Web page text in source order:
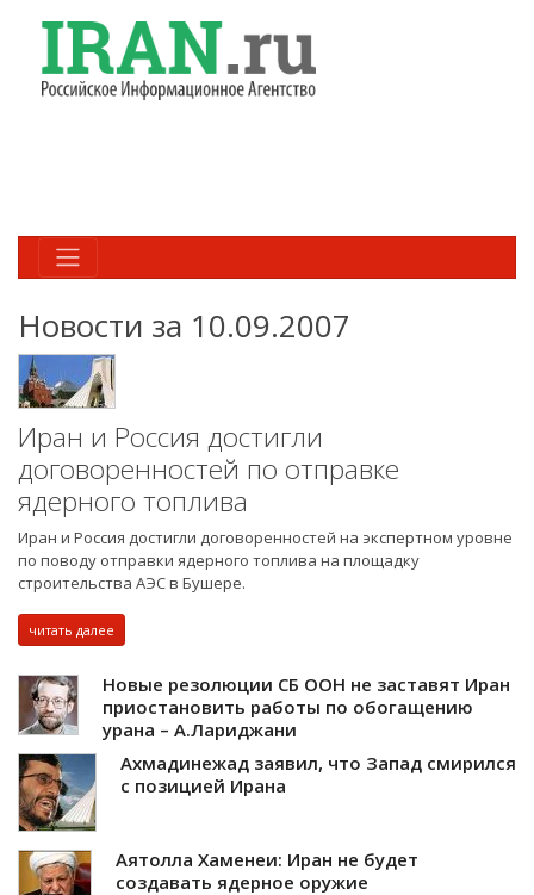
Новости за 10.09.2007
Иран и Россия достигли
договоренностей по отправке
ядерного топлива
Иран и Россия достигли договоренностей на экспертном уровне
по поводу отправки ядерного топлива на площадку
строительства АЭС в Бушере.
читать далее
Новые резолюции СБ ООН не заставят Иран
приостановить работы по обогащению
урана – А.Лариджани
Ахмадинежад заявил, что Запад смирился
с позицией Ирана
Аятолла Хаменеи: Иран не будет
создавать ядерное оружие